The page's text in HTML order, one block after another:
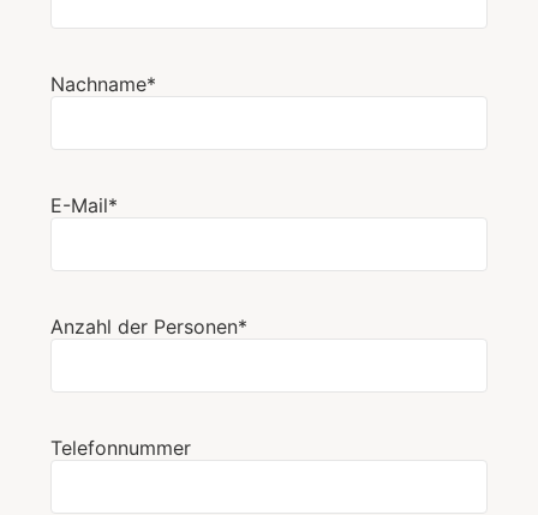
Nachname*
E-Mail*
Anzahl der Personen*
Telefonnummer